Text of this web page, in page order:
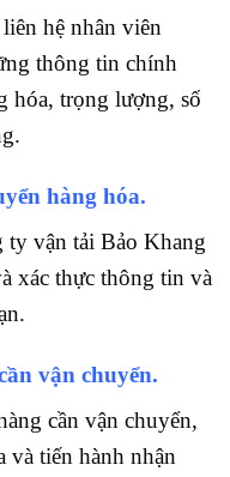
hệ nhân viên
thông tin chính
hóa, trọng lượng, số
hàng hóa.
vận tải Bảo Khang
xác thực thông tin và
vận chuyển.
cần vận chuyển,
và tiến hành nhận